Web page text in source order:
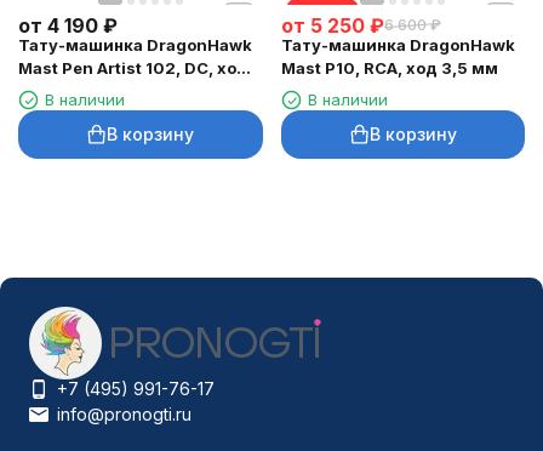
от 4 190 ₽
Тату-машинка DragonHawk
Mast Pen Artist 102, DC, ход
3,5 ммВ наличии
В корзину
скидка
от 5 250 ₽6 600 ₽
Тату-машинка DragonHawk
Mast P10, RCA, ход 3,5 мм
В наличии
В корзину
+7 (495) 991-76-17
info@pronogti.ru